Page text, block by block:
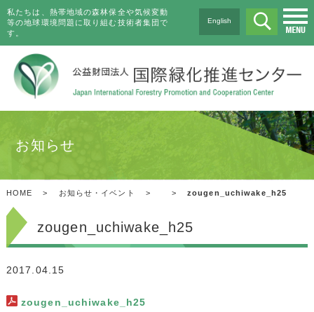
私たちは、熱帯地域の森林保全や気候変動
等の地球環境問題に取り組む技術者集団で
す。
English
お知らせ
HOME > お知らせ・イベント > > zougen_uchiwake_h25
zougen_uchiwake_h25
2017.04.15
zougen_uchiwake_h25